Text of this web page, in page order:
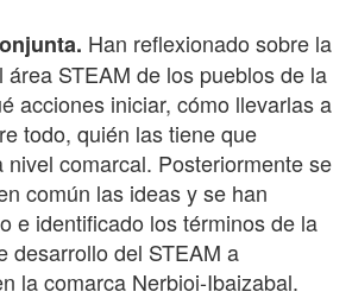
Han reflexionado sobre la
área STEAM de los pueblos de la
acciones iniciar, cómo llevarlas a
todo, quién las tiene que
nivel comarcal. Posteriormente se
común las ideas y se han
e identificado los términos de la
desarrollo del STEAM a
la comarca Nerbioi-Ibaizabal.